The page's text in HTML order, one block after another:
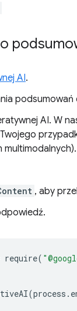
AI.
podsumowań
AI. W
multimodalnych).
, aby
require(
(process .